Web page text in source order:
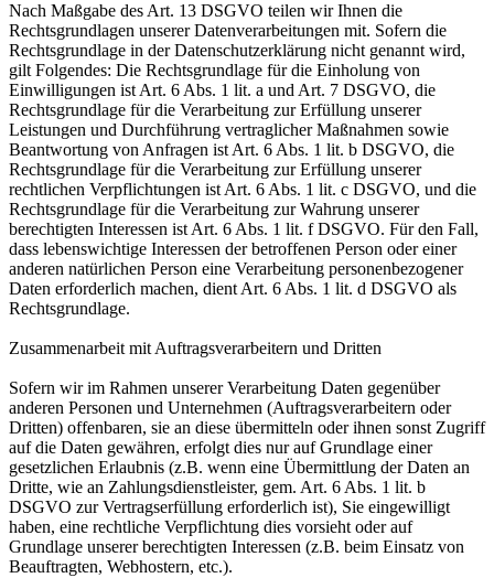
Nach Maßgabe des Art. 13 DSGVO teilen wir Ihnen die
Rechtsgrundlagen unserer Datenverarbeitungen mit. Sofern die
Rechtsgrundlage in der Datenschutzerklärung nicht genannt wird,
gilt Folgendes: Die Rechtsgrundlage für die Einholung von
Einwilligungen ist Art. 6 Abs. 1 lit. a und Art. 7 DSGVO, die
Rechtsgrundlage für die Verarbeitung zur Erfüllung unserer
Leistungen und Durchführung vertraglicher Maßnahmen sowie
Beantwortung von Anfragen ist Art. 6 Abs. 1 lit. b DSGVO, die
Rechtsgrundlage für die Verarbeitung zur Erfüllung unserer
rechtlichen Verpflichtungen ist Art. 6 Abs. 1 lit. c DSGVO, und die
Rechtsgrundlage für die Verarbeitung zur Wahrung unserer
berechtigten Interessen ist Art. 6 Abs. 1 lit. f DSGVO. Für den Fall,
dass lebenswichtige Interessen der betroffenen Person oder einer
anderen natürlichen Person eine Verarbeitung personenbezogener
Daten erforderlich machen, dient Art. 6 Abs. 1 lit. d DSGVO als
Rechtsgrundlage.
Zusammenarbeit mit Auftragsverarbeitern und Dritten
Sofern wir im Rahmen unserer Verarbeitung Daten gegenüber
anderen Personen und Unternehmen (Auftragsverarbeitern oder
Dritten) offenbaren, sie an diese übermitteln oder ihnen sonst Zugriff
auf die Daten gewähren, erfolgt dies nur auf Grundlage einer
gesetzlichen Erlaubnis (z.B. wenn eine Übermittlung der Daten an
Dritte, wie an Zahlungsdienstleister, gem. Art. 6 Abs. 1 lit. b
DSGVO zur Vertragserfüllung erforderlich ist), Sie eingewilligt
haben, eine rechtliche Verpflichtung dies vorsieht oder auf
Grundlage unserer berechtigten Interessen (z.B. beim Einsatz von
Beauftragten, Webhostern, etc.).